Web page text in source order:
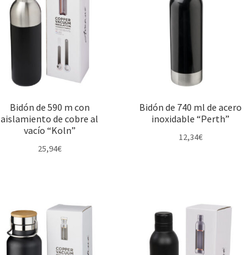
Bidón de 590 m con
aislamiento de cobre al
vacío “Koln”
25,94€
Bidón de 740 ml de acero
inoxidable “Perth”
12,34€